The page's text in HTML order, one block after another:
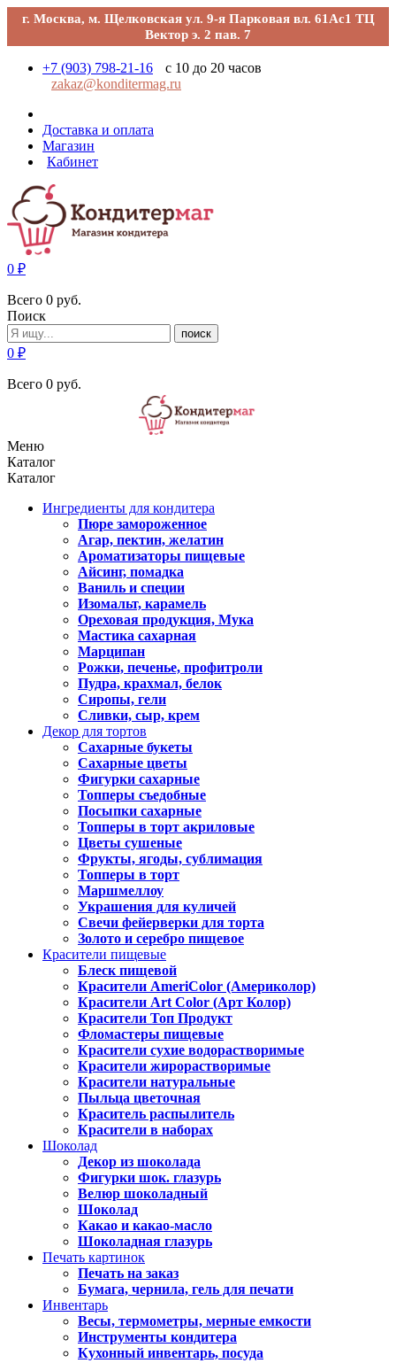
г. Москва, м. Щелковская ул. 9-я Парковая вл. 61Ас1 ТЦ
Вектор э. 2 пав. 7
+7 (903) 798-21-16
с 10 до 20 часов
zakaz@konditermag.ru
Доставка и оплата
Магазин
Кабинет
0 ₽
Всего 0 руб.
Поиск
поиск
0 ₽
Всего 0 руб.
Меню
Каталог
Каталог
Ингредиенты для кондитера
Пюре замороженное
Агар, пектин, желатин
Ароматизаторы пищевые
Айсинг, помадка
Ваниль и специи
Изомальт, карамель
Ореховая продукция, Мука
Мастика сахарная
Марципан
Рожки, печенье, профитроли
Пудра, крахмал, белок
Сиропы, гели
Сливки, сыр, крем
Декор для тортов
Сахарные букеты
Сахарные цветы
Фигурки сахарные
Топперы съедобные
Посыпки сахарные
Топперы в торт акриловые
Цветы сушеные
Фрукты, ягоды, сублимация
Топперы в торт
Маршмеллоу
Украшения для куличей
Свечи фейерверки для торта
Золото и серебро пищевое
Красители пищевые
Блеск пищевой
Красители AmeriColor (Америколор)
Красители Art Color (Арт Колор)
Красители Топ Продукт
Фломастеры пищевые
Красители сухие водорастворимые
Красители жирорастворимые
Красители натуральные
Пыльца цветочная
Краситель распылитель
Красители в наборах
Шоколад
Декор из шоколада
Фигурки шок. глазурь
Велюр шоколадный
Шоколад
Какао и какао-масло
Шоколадная глазурь
Печать картинок
Печать на заказ
Бумага, чернила, гель для печати
Инвентарь
Весы, термометры, мерные емкости
Инструменты кондитера
Кухонный инвентарь, посуда